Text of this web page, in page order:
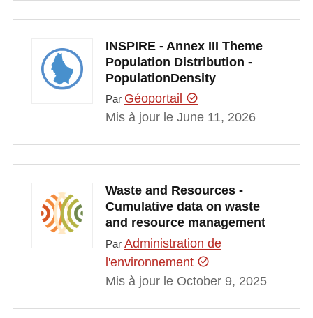
INSPIRE - Annex III Theme
Population Distribution -
PopulationDensity
Par Géoportail
Mis à jour le June 11, 2026
Waste and Resources -
Cumulative data on waste
and resource management
Par Administration de
l'environnement
Mis à jour le October 9, 2025